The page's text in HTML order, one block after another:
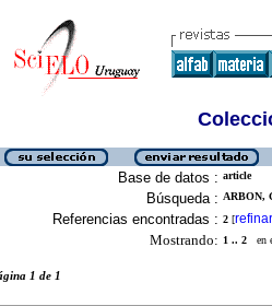
Base de datos : article
Búsqueda : ARBON,
Referencias encontradas : 2 [refinar
Mostrando: 1 .. 2 en
1 de 1